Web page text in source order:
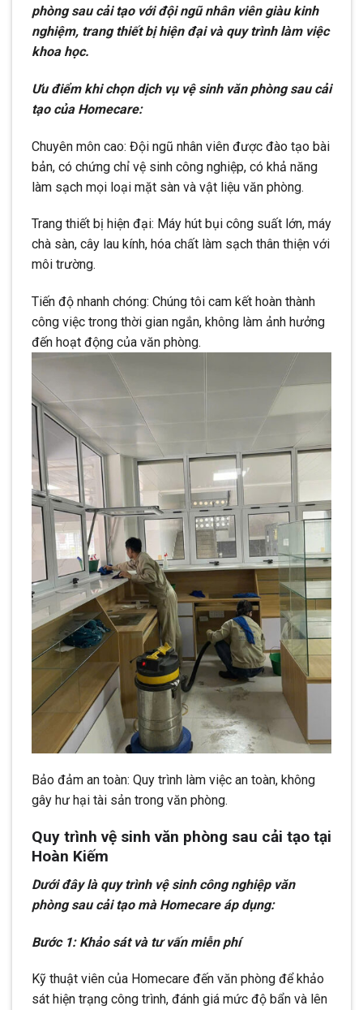
phòng sau cải tạo với đội ngũ nhân viên giàu kinh
nghiệm, trang thiết bị hiện đại và quy trình làm việc
khoa học.
Ưu điểm khi chọn dịch vụ vệ sinh văn phòng sau cải
tạo của Homecare:
Chuyên môn cao: Đội ngũ nhân viên được đào tạo bài
bản, có chứng chỉ vệ sinh công nghiệp, có khả năng
làm sạch mọi loại mặt sàn và vật liệu văn phòng.
Trang thiết bị hiện đại: Máy hút bụi công suất lớn, máy
chà sàn, cây lau kính, hóa chất làm sạch thân thiện với
môi trường.
Tiến độ nhanh chóng: Chúng tôi cam kết hoàn thành
công việc trong thời gian ngắn, không làm ảnh hưởng
đến hoạt động của văn phòng.
Bảo đảm an toàn: Quy trình làm việc an toàn, không
gây hư hại tài sản trong văn phòng.
Quy trình vệ sinh văn phòng sau cải tạo tại
Hoàn Kiếm
Dưới đây là quy trình vệ sinh công nghiệp văn
phòng sau cải tạo mà Homecare áp dụng:
Bước 1: Khảo sát và tư vấn miễn phí
Kỹ thuật viên của Homecare đến văn phòng để khảo
sát hiện trạng công trình, đánh giá mức độ bẩn và lên